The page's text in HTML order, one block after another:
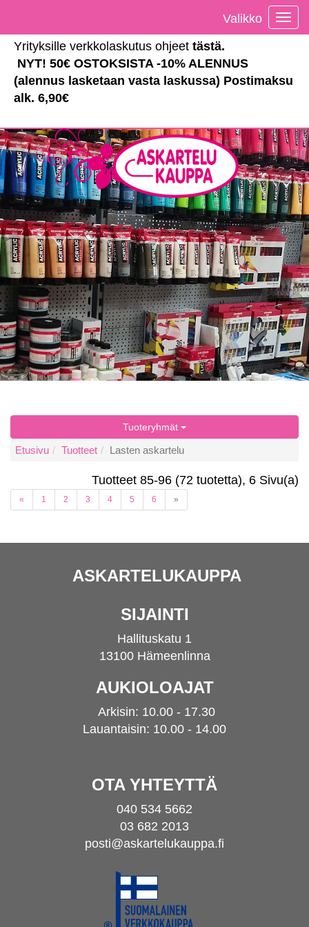
Yrityksille verkkolaskutus ohjeet tästä.
NYT! 50€ OSTOKSISTA -10% ALENNUS
(alennus lasketaan vasta laskussa) Postimaksu
alk. 6,90€
Valikko
Tuoteryhmät
Etusivu Tuotteet Lasten askartelu
Tuotteet 85-96 (72 tuotetta), 6 Sivu(a)
« 1 (current)
2 3 4 5 6 »
ASKARTELUKAUPPA
SIJAINTI
Hallituskatu 1
13100 Hämeenlinna
AUKIOLOAJAT
Arkisin: 10.00 - 17.30
Lauantaisin: 10.00 - 14.00
OTA YHTEYTTÄ
040 534 5662
03 682 2013
posti@askartelukauppa.fi